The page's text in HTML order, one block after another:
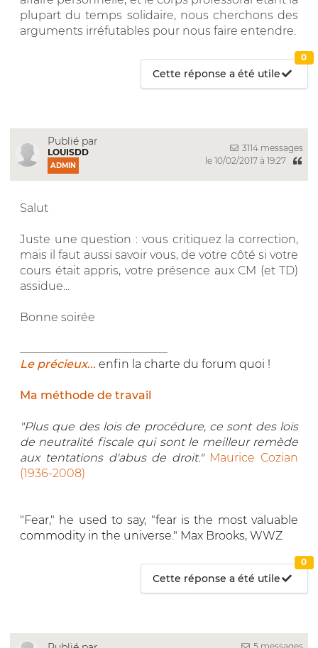
plupart du temps solidaire, nous cherchons des
arguments irréfutables pour nous faire entendre.
Cette réponse a été utile
0
Publié par
LOUISDD
ADMIN
3114 messages
le 10/02/2017 à 19:27
Salut
Juste une question : vous critiquez la correction,
mais il faut aussi savoir vous, de votre côté si votre
cours était appris, votre présence aux CM (et TD)
assidue...
Bonne soirée
Le précieux... enfin la charte du forum quoi !
Ma méthode de travail
"Plus que des lois de procédure, ce sont des lois
de neutralité fiscale qui sont le meilleur remède
aux tentations d'abus de droit." Maurice Cozian
(1936-2008)
"Fear," he used to say, "fear is the most valuable
commodity in the universe." Max Brooks, WWZ
Cette réponse a été utile
0
5 messages